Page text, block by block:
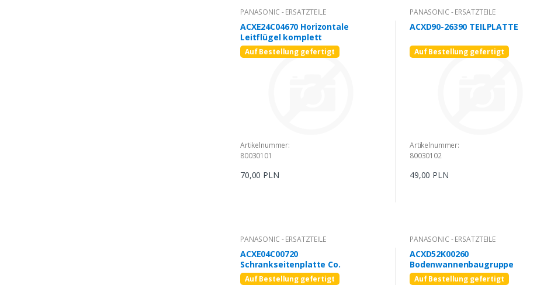
PANASONIC - ERSATZTEILE
ACXE24C04670 Horizontale
Leitflügel komplett
Auf Bestellung gefertigt
Artikelnummer:
80030101
70,00 PLN
PANASONIC - ERSATZTEILE
ACXD90-26390 TEILPLATTE
Auf Bestellung gefertigt
Artikelnummer:
80030102
49,00 PLN
PANASONIC - ERSATZTEILE
ACXE04C00720
Schrankseitenplatte Co.
Auf Bestellung gefertigt
PANASONIC - ERSATZTEILE
ACXD52K00260
Bodenwannenbaugruppe
Auf Bestellung gefertigt